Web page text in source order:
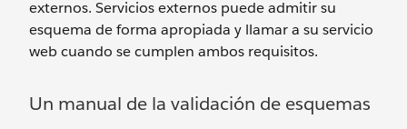
externos. Servicios externos puede admitir su
esquema de forma apropiada y llamar a su servicio
web cuando se cumplen ambos requisitos.
Un manual de la validación de esquemas